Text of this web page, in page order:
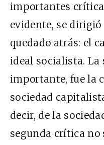
importantes
evidente, se
quedado atrás: el
ideal socialista. La
importante, fue la
sociedad
decir, de la
segunda crítica no